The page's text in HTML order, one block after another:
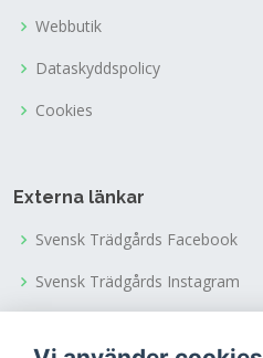
Webbutik
Dataskyddspolicy
Cookies
Externa länkar
Svensk Trädgårds Facebook
Svensk Trädgårds Instagram